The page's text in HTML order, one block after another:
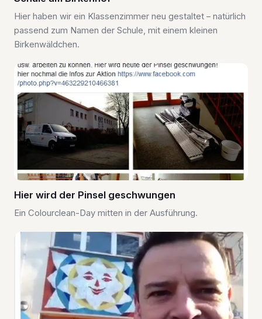
Hier haben wir ein Klassenzimmer neu gestaltet – natürlich
passend zum Namen der Schule, mit einem kleinen
Birkenwäldchen.
Hier wird der Pinsel geschwungen
Ein Colourclean-Day mitten in der Ausführung.